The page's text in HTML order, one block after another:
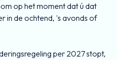
op het moment dat ú dat
in de ochtend, 's avonds of
per 2027 stopt,